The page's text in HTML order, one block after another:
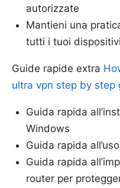
autorizzate
Mantieni una
tutti i tuoi dispositivi
Guide rapide extra
ultra vpn step by
Guida rapida
Windows
Guida rapida
Guida rapida
router per